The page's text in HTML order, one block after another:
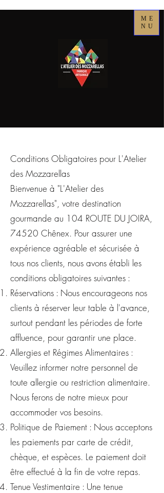
ME
NU
Conditions Obligatoires pour L'Atelier
des Mozzarellas
Bienvenue à "L'Atelier des
Mozzarellas", votre destination
gourmande au 104 ROUTE DU JOIRA,
74520 Chênex. Pour assurer une
expérience agréable et sécurisée à
tous nos clients, nous avons établi les
conditions obligatoires suivantes :
Réservations : Nous encourageons nos
clients à réserver leur table à l'avance,
surtout pendant les périodes de forte
affluence, pour garantir une place.
Allergies et Régimes Alimentaires :
Veuillez informer notre personnel de
toute allergie ou restriction alimentaire.
Nous ferons de notre mieux pour
accommoder vos besoins.
Politique de Paiement : Nous acceptons
les paiements par carte de crédit,
chèque, et espèces. Le paiement doit
être effectué à la fin de votre repas.
Tenue Vestimentaire : Une tenue